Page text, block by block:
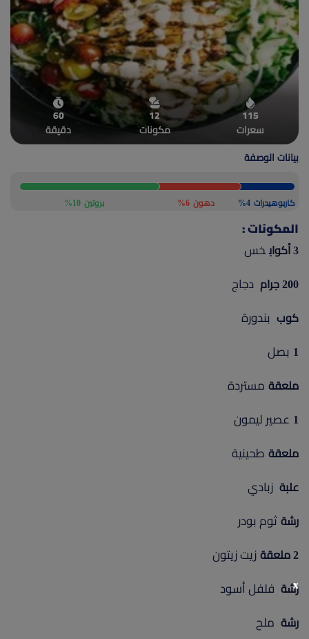
أعلن معنا(current)
115
سعرات
12
مكونات
60
دقيقة
بيانات الوصفة
كاربوهيدرات 4% دهون 6% بروتين 10%
المكونات :
3 أكواب خس
200 جرام دجاج
كوب بندورة
1 بصل
ملعقة مستردة
1 عصير ليمون
ملعقة طحينية
علبة زبادي
رشة ثوم بودر
2 ملعقة زيت زيتون
رشة فلفل أسود
رشة ملح
x